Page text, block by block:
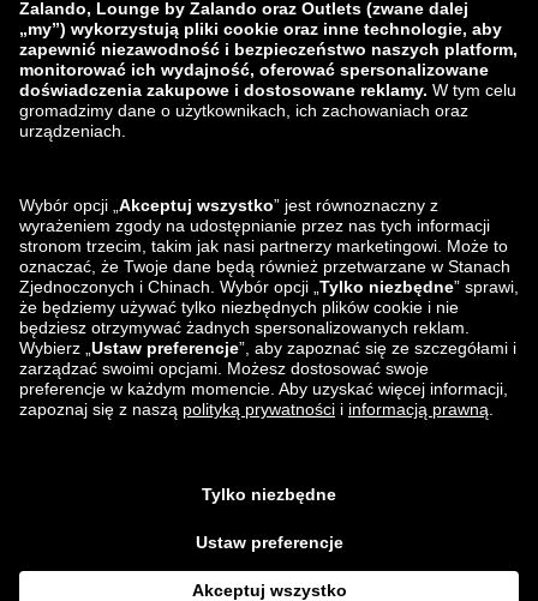
zalando-prive.es zalando-lounge.cz
zalando-lounge.lt zalando-lounge.sk
zalando-lounge.ro zalando-lounge.hr
zalando-lounge.lu zalando-lounge.ee
zalando-lounge.lv zalando-lounge.no
Znajdziesz nas
na
sugerowaną ceną detaliczną .